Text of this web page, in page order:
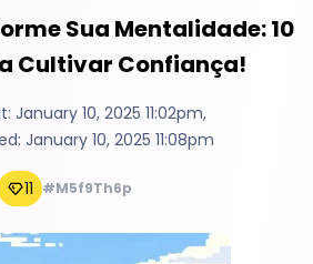
Sua Mentalidade: 10
Cultivar Confiança!
January 10, 2025 11:02pm,
January 10, 2025 11:08pm
11 #M5f9Th6p